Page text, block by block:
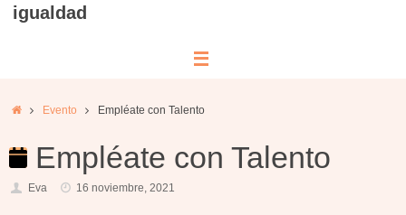
igualdad
InicioEvento Empléate con Talento
Empléate con Talento
Eva 16 noviembre, 2021